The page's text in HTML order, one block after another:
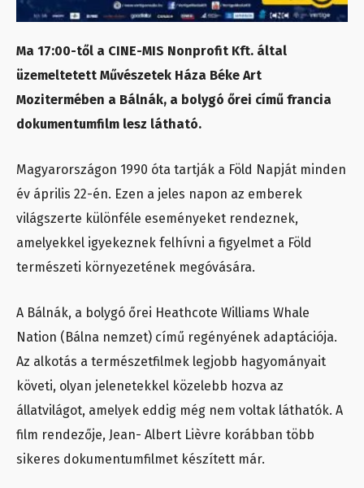
Ma 17:00-től a CINE-MIS Nonprofit Kft. által
üzemeltetett Művészetek Háza Béke Art
Mozitermében a Bálnák, a bolygó őrei című francia
dokumentumfilm lesz látható.
Magyarországon 1990 óta tartják a Föld Napját minden
év április 22-én. Ezen a jeles napon az emberek
világszerte különféle eseményeket rendeznek,
amelyekkel igyekeznek felhívni a figyelmet a Föld
természeti környezetének megóvására.
A Bálnák, a bolygó őrei Heathcote Williams Whale
Nation (Bálna nemzet) című regényének adaptációja.
Az alkotás a természetfilmek legjobb hagyományait
követi, olyan jelenetekkel közelebb hozva az
állatvilágot, amelyek eddig még nem voltak láthatók. A
film rendezője, Jean- Albert Lièvre korábban több
sikeres dokumentumfilmet készített már.